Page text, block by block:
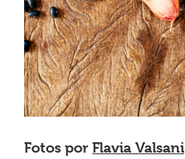
Fotos por Flavia Valsani